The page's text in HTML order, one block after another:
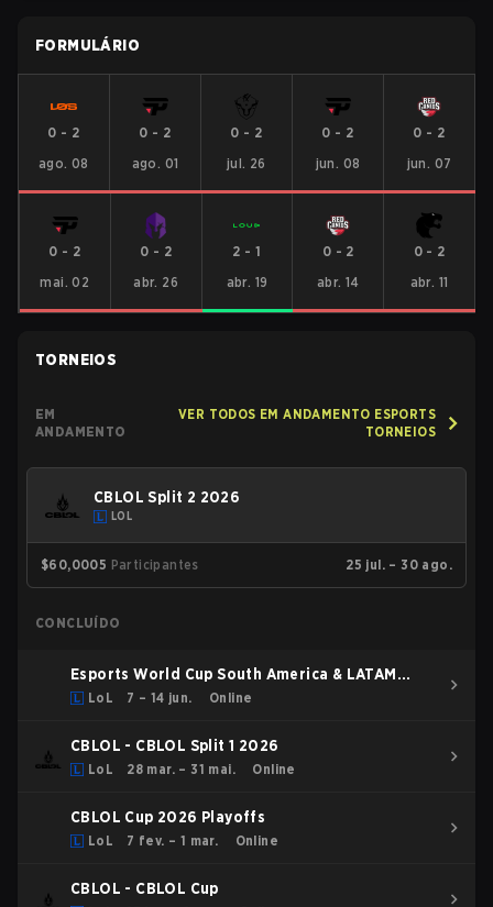
FORMULÁRIO
0 - 2
ago. 08
0 - 2
ago. 01
0 - 2
jul. 26
0 - 2
jun. 08
0 - 2
jun. 07
0 - 2
mai. 02
0 - 2
abr. 26
2 -1
abr. 19
0 - 2
abr. 14
0- 2
abr. 11
TORNEIOS
EM
ANDAMENTO
VER TODOS EM ANDAMENTO ESPORTS
TORNEIOS
CBLOL Split 2 2026
LOL
$60,0005 Participantes 25 jul. – 30 ago.
CONCLUÍDO
Esports World Cup South America & LATAM
Qualifier
LoL 7 – 14 jun. Online
CBLOL - CBLOL Split 1 2026
LoL 28 mar. – 31 mai. Online
CBLOL Cup 2026 Playoffs
LoL 7 fev. – 1 mar. Online
CBLOL - CBLOL Cup